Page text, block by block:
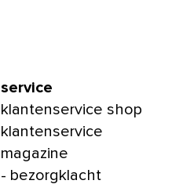
service
klantenservice shop
klantenservice
magazine
- bezorgklacht